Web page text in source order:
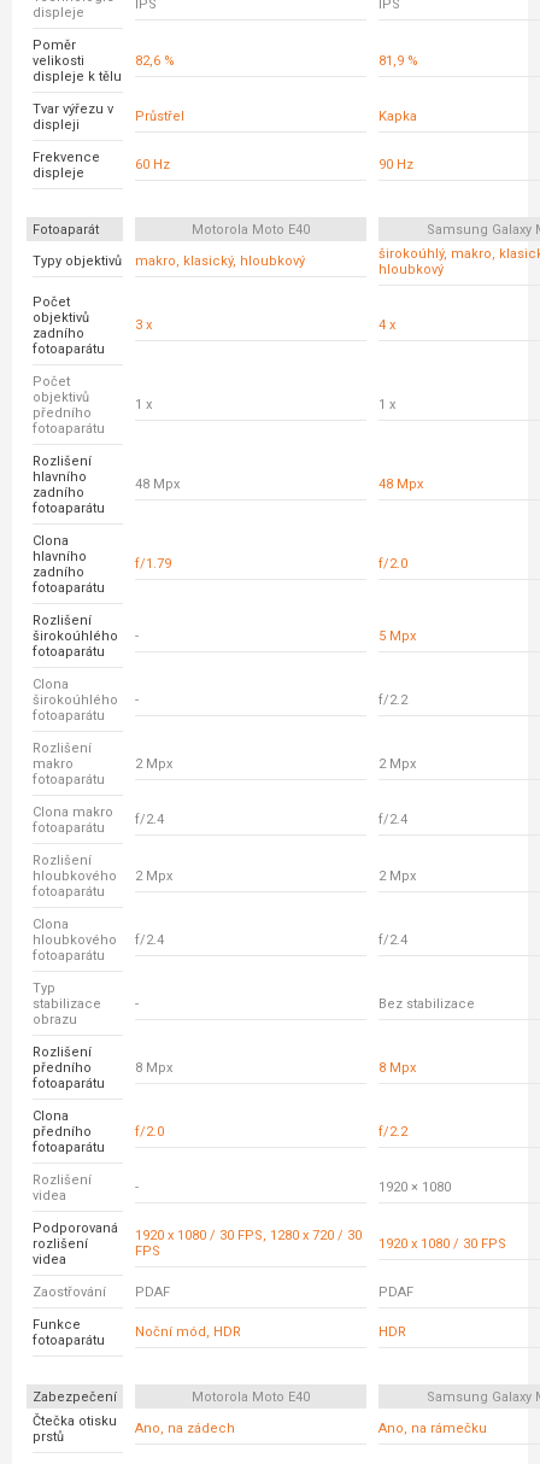
displeje
IPS IPS
Poměr
velikosti
displeje k tělu
82,6 % 81,9 %
Tvar výřezu v
displeji
Průstřel Kapka
Frekvence
displeje
60 Hz 90 Hz
Fotoaparát Motorola Moto E40
Samsung Galaxy
Typy objektivů
makro, klasický, hloubkový
širokoúhlý, makro,
hloubkový
Počet
objektivů
zadního
fotoaparátu
3 x 4 x
Počet
objektivů
předního
fotoaparátu
1 x 1 x
Rozlišení
hlavního
zadního
fotoaparátu
48 Mpx 48 Mpx
Clona
hlavního
zadního
fotoaparátu
f/1.79 f/2.0
Rozlišení
širokoúhlého
fotoaparátu
- 5 Mpx
Clona
širokoúhlého
fotoaparátu
- f/2.2
Rozlišení
makro
fotoaparátu
2 Mpx 2 Mpx
Clona makro
fotoaparátu
f/2.4 f/2.4
Rozlišení
hloubkového
fotoaparátu
2 Mpx 2 Mpx
Clona
hloubkového
fotoaparátu
f/2.4 f/2.4
Typ
stabilizace
obrazu
- Bez stabilizace
Rozlišení
předního
fotoaparátu
8 Mpx 8 Mpx
Clona
předního
fotoaparátu
f/2.0 f/2.2
Rozlišení
videa
- 1920 × 1080
Podporovaná
rozlišení
videa
1920 x 1080 / 30 FPS, 1280 x 720 / 30
FPS
1920 x 1080 / 30 FPS
Zaostřování PDAF PDAF
Funkce
fotoaparátu
Noční mód, HDR HDR
Zabezpečení Motorola Moto E40
Samsung Galaxy
Čtečka otisku
prstů
Ano, na zádech Ano, na rámečku